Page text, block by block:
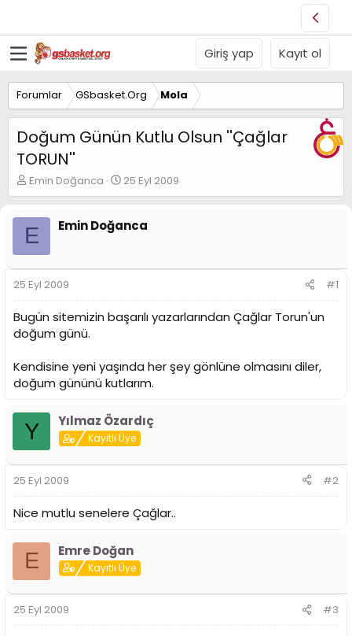
Giriş yap Kayıt ol
Forumlar GSbasket.Org Mola
Doğum Günün Kutlu Olsun ''Çağlar
TORUN''
K
o
u
y
B
a
ş
a
t
n
Emin Doğanca
B
a
l
g
a
h
i
25 Eyl 2009
E Emin Doğanca
25 Eyl 2009 #1
Bugün sitemizin başarılı yazarlarından Çağlar Torun'un
doğum günü.
Kendisine yeni yaşında her şey gönlüne olmasını diler,
doğum gününü kutlarım.
Y Yılmaz Özardıç
Kayıtlı Üye
25 Eyl 2009 #2
Nice mutlu senelere Çağlar..
E Emre Doğan
Kayıtlı Üye
25 Eyl 2009 #3